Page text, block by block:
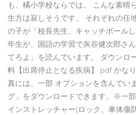
も、橘小学校ならでは。 こんな素晴
生方は寂しそうです。 それぞれの任
の子が「校長先生、キャッチボール
年生が、国語の学習で灰谷健次郎さ
てろよ」を読んでいます。 ダウンロ
料【出席停止となる疾病】.pdf かな
真には、一部 オプションを含んでい
グ」をダウンロードできます。※一
インストレッチャー(ロック、車体傷